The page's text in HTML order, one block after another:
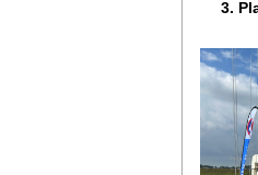
3.